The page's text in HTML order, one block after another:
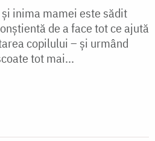
inima mamei este sădit
de a face tot ce ajută
copilului – şi urmând
tot mai...